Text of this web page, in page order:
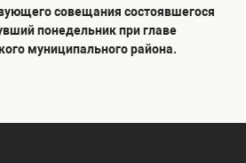
совещания состоявшегося
понедельник при главе
муниципального района.